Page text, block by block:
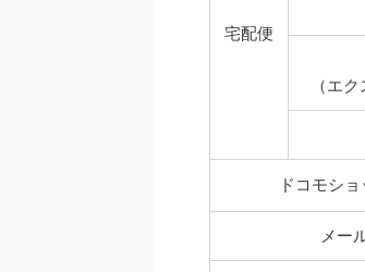
宅配便
（エ
ドコモシ
メー